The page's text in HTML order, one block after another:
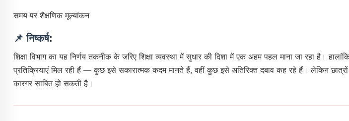
समय पर शैक्षणिक मूल्यांकन
📌निष्कर्ष:
शिक्षा विभाग का यह निर्णय तकनीक के जरिए शिक्षा व्यवस्था में सुधार की दिशा में एक अहम पहल माना जा रहा है।
प्रतिक्रियाएं मिल रही हैं — कुछ इसे सकारात्मक कदम मानते हैं, वहीं कुछ इसे अतिरिक्त दबाव कह रहे हैं। लेकिन
कारगर साबित हो सकती है।